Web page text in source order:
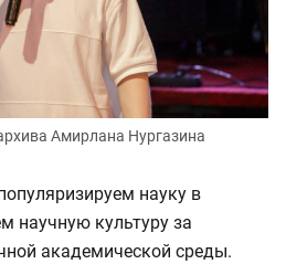
Амирлана Нургазина
науку в
научную культуру за
академической среды.